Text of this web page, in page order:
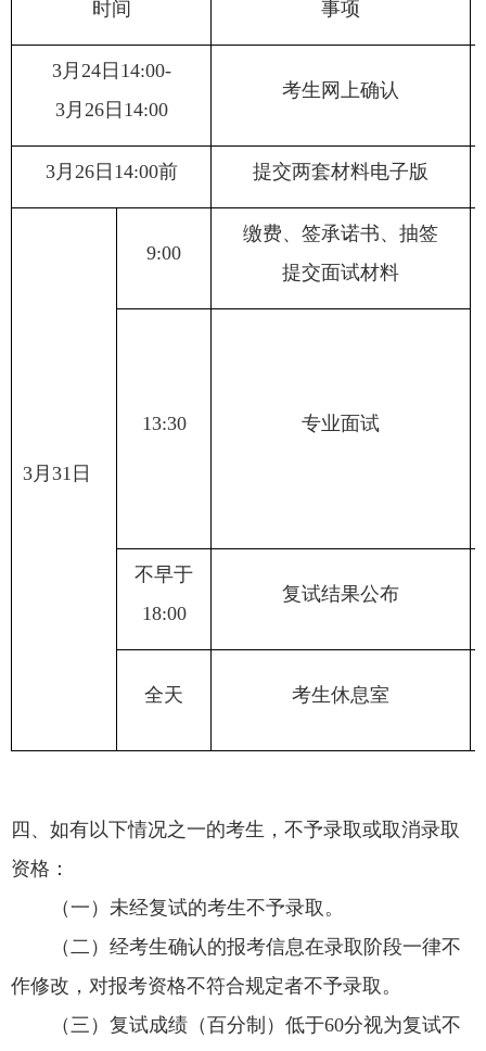
时间 事项
3月 24日 14:00-
3月 26日 14:00
考生网上确认
3月 26日 14:00前 提交两套材料电子版
3月 31 日
9:00
缴费、签承诺书、抽签
提交面试材料
13:30 专业面试
不早于
18:00
复试结果公布
全天 考生休息室
四、如有以下情况之一的考生，不予录取或取消录取
资格：
（一）未经复试的考生不予录取。
（二）经考生确认的报考信息在录取阶段一律不
作修改，对报考资格不符合规定者不予录取。
（三）复试成绩（百分制）低于60分视为复试不